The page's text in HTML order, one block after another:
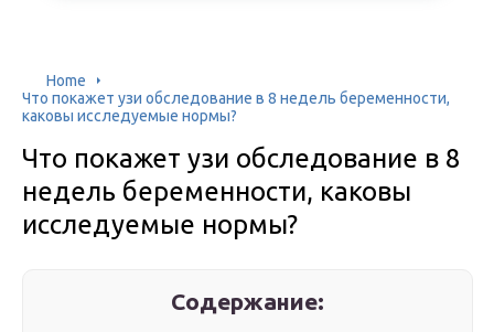
Home
Что покажет узи обследование в 8 недель беременности,
каковы исследуемые нормы?
Что покажет узи обследование в 8
недель беременности, каковы
исследуемые нормы?
Содержание: